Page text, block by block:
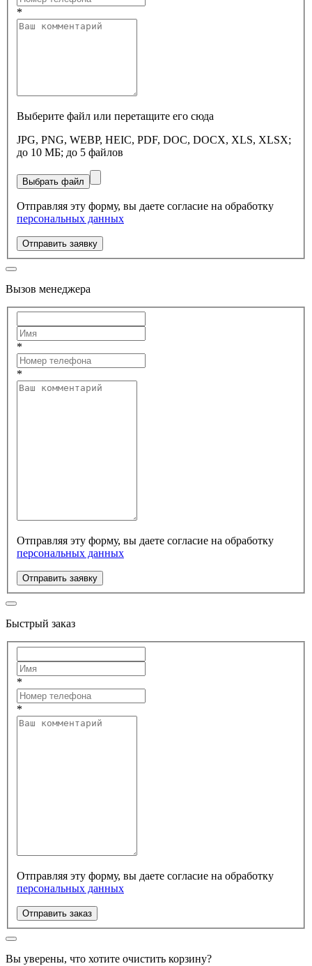
*
Выберите файл или перетащите его сюда
JPG, PNG, WEBP, HEIC, PDF, DOC, DOCX, XLS, XLSX;
до 10 МБ; до 5 файлов
Выбрать файл
Отправляя эту форму, вы даете согласие на обработку
персональных данных
Отправить заявку
Вызов менеджера
*
*
Отправляя эту форму, вы даете согласие на обработку
персональных данных
Отправить заявку
Быстрый заказ
*
*
Отправляя эту форму, вы даете согласие на обработку
персональных данных
Отправить заказ
Вы уверены, что хотите очистить корзину?